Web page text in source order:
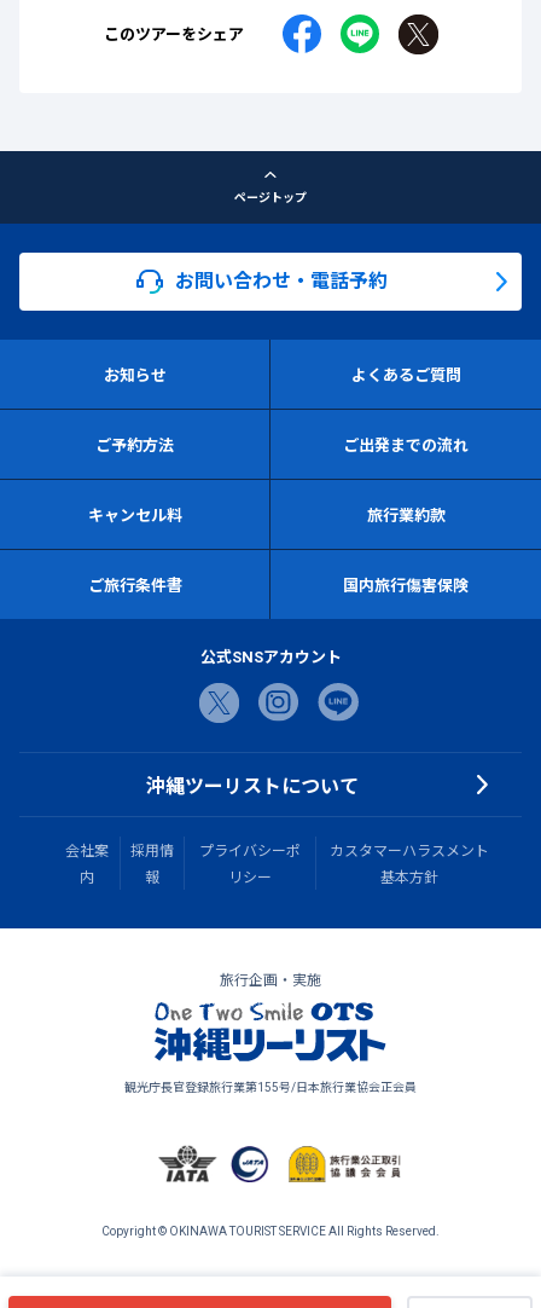
このツアーをシェア
ページトップ
お問い合わせ・電話予約
お知らせ よくあるご質問
ご予約方法 ご出発までの流れ
キャンセル料 旅行業約款
ご旅行条件書 国内旅行傷害保険
公式SNSアカウント
沖縄ツーリストについて
会社案
内
採用情
報
プライバシーポ
リシー
カスタマーハラスメント
基本方針
旅行企画・実施
観光庁長官登録旅行業第155号/日本旅行業協会正会員
Copyright © OKINAWA TOURIST SERVICE All Rights Reserved.